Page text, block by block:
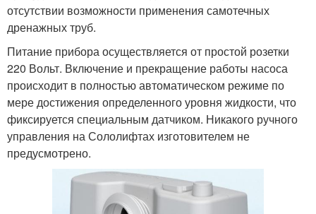
отсутствии возможности применения самотечных
дренажных труб.
Питание прибора осуществляется от простой розетки
220 Вольт. Включение и прекращение работы насоса
происходит в полностью автоматическом режиме по
мере достижения определенного уровня жидкости, что
фиксируется специальным датчиком. Никакого ручного
управления на Сололифтах изготовителем не
предусмотрено.